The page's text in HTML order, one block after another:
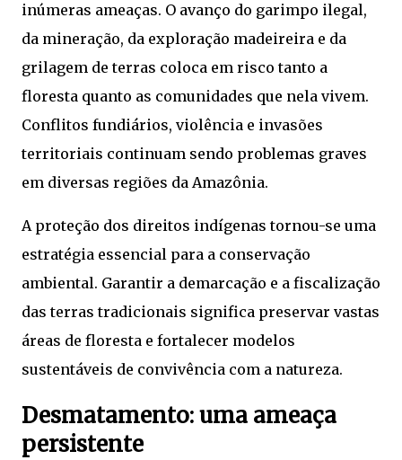
inúmeras ameaças. O avanço do garimpo ilegal,
da mineração, da exploração madeireira e da
grilagem de terras coloca em risco tanto a
floresta quanto as comunidades que nela vivem.
Conflitos fundiários, violência e invasões
territoriais continuam sendo problemas graves
em diversas regiões da Amazônia.
A proteção dos direitos indígenas tornou-se uma
estratégia essencial para a conservação
ambiental. Garantir a demarcação e a fiscalização
das terras tradicionais significa preservar vastas
áreas de floresta e fortalecer modelos
sustentáveis de convivência com a natureza.
Desmatamento: uma ameaça
persistente